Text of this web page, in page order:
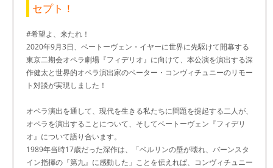
セプト！
#希望よ、来たれ！
2020年9月3日、ベートーヴェン・イヤーに世界に先駆けて開幕する
東京二期会オペラ劇場『フィデリオ』に向けて、本公演を演出する深
作健太と世界的オペラ演出家のペーター・コンヴィチュニーのリモー
ト対談が実現しました！
オペラ演出を通して、現代を生きる私たちに問題を提起する二人が、
オペラを演出することについて、そしてベートーヴェン『フィデリ
オ』について語り合います。
1989年当時17歳だった深作は、「ベルリンの壁が壊れ、バーンスタ
イン指揮の『第九』に感動した」ことを伝えれば、コンヴィチュニー